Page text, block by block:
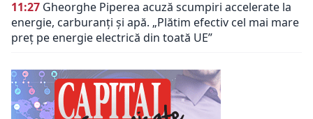
11:27 Gheorghe Piperea acuză scumpiri accelerate la
energie, carburanți și apă. „Plătim efectiv cel mai mare
preț pe energie electrică din toată UE”